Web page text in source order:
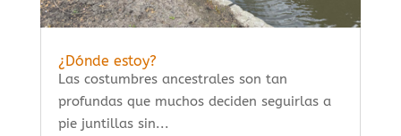
¿Dónde estoy?
Las costumbres ancestrales son tan
profundas que muchos deciden seguirlas a
pie juntillas sin...